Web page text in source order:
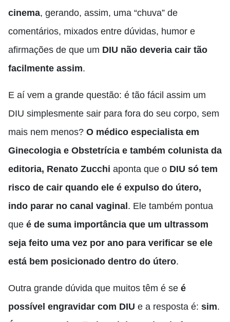
cinema, gerando, assim, uma “chuva” de
comentários, mixados entre dúvidas, humor e
afirmações de que um DIU não deveria cair tão
facilmente assim.
E aí vem a grande questão: é tão fácil assim um
DIU simplesmente sair para fora do seu corpo, sem
mais nem menos? O médico especialista em
Ginecologia e Obstetrícia e também colunista da
editoria, Renato Zucchi aponta que o DIU só tem
risco de cair quando ele é expulso do útero,
indo parar no canal vaginal . Ele também pontua
que é de suma importância que um ultrassom
seja feito uma vez por ano para verificar se ele
está bem posicionado dentro do útero.
Outra grande dúvida que muitos têm é se é
possível engravidar com DIU e a resposta é: sim.